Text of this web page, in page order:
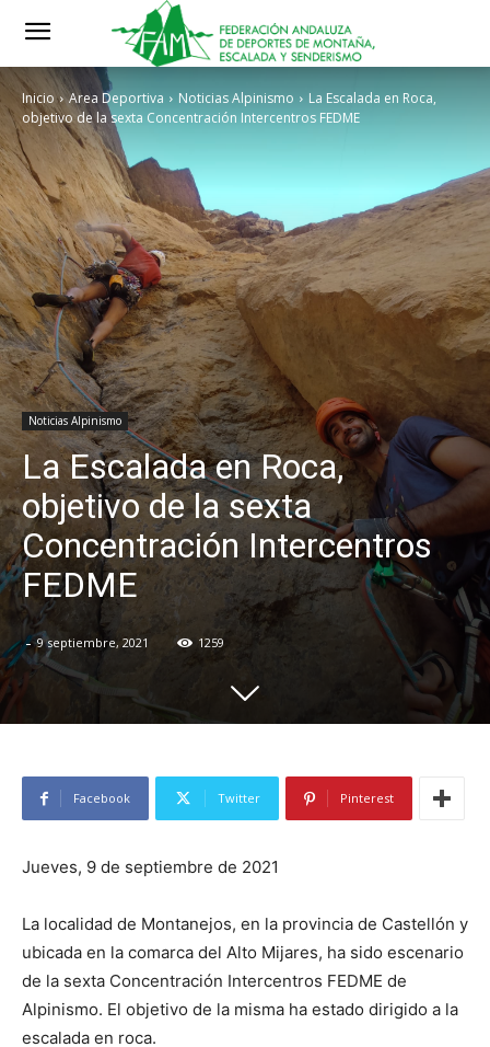
Inicio Area Deportiva Noticias Alpinismo
La Escalada en Roca,
objetivo de la sexta Concentración Intercentros FEDME
Noticias Alpinismo
La Escalada en Roca,
objetivo de la sexta
Concentración Intercentros
FEDME
- 9 septiembre, 2021 1259
Facebook Twitter Pinterest
Jueves, 9 de septiembre de 2021
La localidad de Montanejos, en la provincia de Castellón y
ubicada en la comarca del Alto Mijares, ha sido escenario
de la sexta Concentración Intercentros FEDME de
Alpinismo. El objetivo de la misma ha estado dirigido a la
escalada en roca.